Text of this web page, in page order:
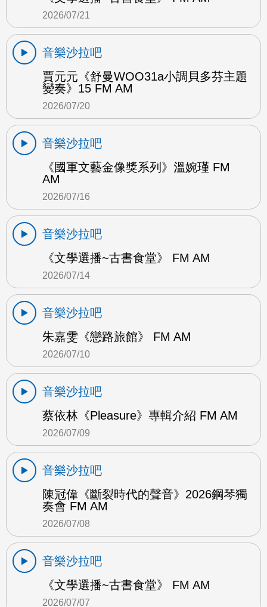
2026/07/21
音樂沙拉吧
賈元元《舒曼WOO31a小調貝多芬主題
變奏》15 FM AM
2026/07/20
音樂沙拉吧
《國軍文藝金像獎系列》溫婉瑾 FM
AM
2026/07/16
音樂沙拉吧
《文學選播~古書食堂》 FM AM
2026/07/14
音樂沙拉吧
朱嘉雯《戀路旅館》 FM AM
2026/07/10
音樂沙拉吧
蔡依林《Pleasure》專輯介紹 FM AM
2026/07/09
音樂沙拉吧
陳冠偉《斷裂時代的聲音》2026鋼琴獨
奏會 FM AM
2026/07/08
音樂沙拉吧
《文學選播~古書食堂》 FM AM
2026/07/07